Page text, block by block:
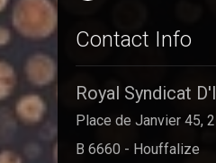
Contact Info
Royal Syndicat
Place de Janvier 45, 2
B 6660 - Houffalize